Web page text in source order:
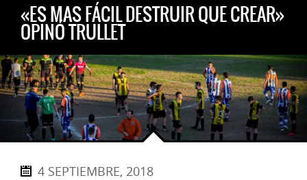
«ES MAS FÁCIL DESTRUIR QUE CREAR»
OPINÓ TRULLET
4 SEPTIEMBRE, 2018